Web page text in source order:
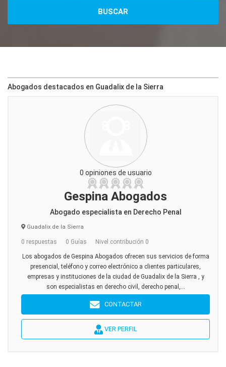
Abogados destacados en Guadalix de la Sierra
0 opiniones de usuario
Gespina Abogados
Abogado especialista en Derecho Penal
Guadalix de la Sierra
0 respuestas 0 Guías Nivel contribución 0
Los abogados de Gespina Abogados ofrecen sus servicios de forma
presencial, teléfono y correo electrónico a clientes particulares,
empresas y instituciones de la ciudad de Guadalix de la Sierra , y
son especialistas en derecho civil, derecho penal,...
CONTACTAR
VER PERFIL